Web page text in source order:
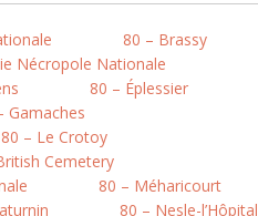
80 – Brassy
Nécropole Nationale
80 – Éplessier
Gamaches
80 – Le Crotoy
Cemetery
80 – Méharicourt
80 – Nesle-l’Hôpital